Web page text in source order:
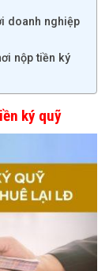
doanh nghiệp
nộp tiền ký
ký quỹ